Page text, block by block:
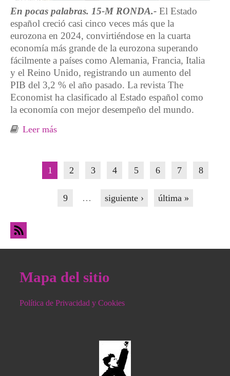
En pocas palabras. 15-M RONDA.- El Estado
español creció casi cinco veces más que la
eurozona en 2024, convirtiéndose en la cuarta
economía más grande de la eurozona superando
fácilmente a países como Alemania, Francia, Italia
y el Reino Unido, registrando un aumento del
PIB del 3,2 % el año pasado. La revista The
Economist ha clasificado al Estado español como
la economía con mejor desempeño del mundo.
Leer más
Páginas
1 2 3 4 5 6 7 8
9 … siguiente › última »
Mapa del sitio
Política de Privacidad y Cookies